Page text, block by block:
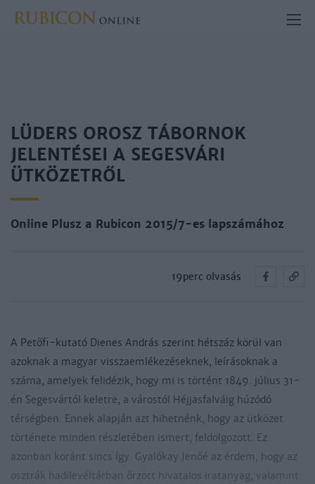
LÜDERS OROSZ TÁBORNOK
JELENTÉSEI A SEGESVÁRI
ÜTKÖZETRŐL
Online Plusz a Rubicon 2015/7-es lapszámához
19perc olvasás
A Petőfi-kutató Dienes András szerint hétszáz körül van
azoknak a magyar visszaemlékezéseknek, leírásoknak a
száma, amelyek felidézik, hogy mi is történt 1849. július 31-
én Segesvártól keletre, a várostól Héjjasfalváig húzódó
térségben. Ennek alapján azt hihetnénk, hogy az ütközet
története minden részletében ismert, feldolgozott. Ez
azonban koránt sincs így. Gyalókay Jenőé az érdem, hogy az
osztrák hadilevéltárban őrzött hivatalos iratanyag, valamint